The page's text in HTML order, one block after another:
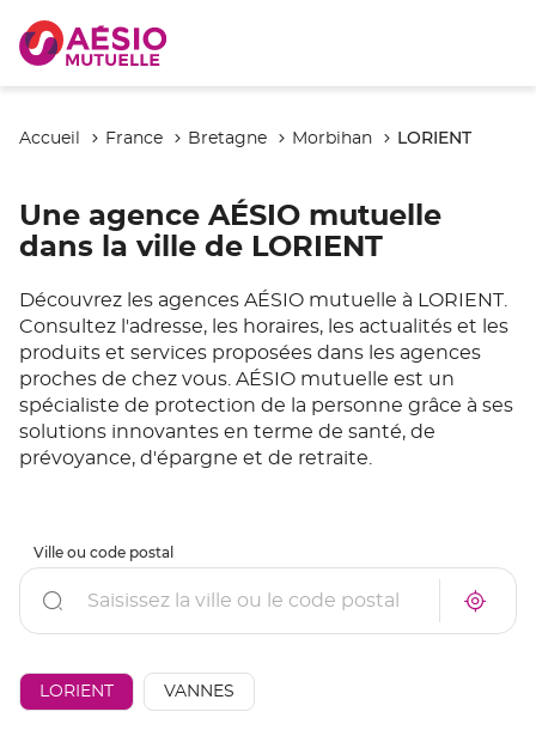
Accueil France Bretagne Morbihan LORIENT
Une agence AÉSIO mutuelle
dans la ville de LORIENT
Découvrez les agences AÉSIO mutuelle à LORIENT.
Consultez l'adresse, les horaires, les actualités et les
produits et services proposées dans les agences
proches de chez vous. AÉSIO mutuelle est un
spécialiste de protection de la personne grâce à ses
solutions innovantes en terme de santé, de
prévoyance, d'épargne et de retraite.
À
Ville ou code postal
Rechercher
un
de
vente
AÉSIO
LORIENT VANNES